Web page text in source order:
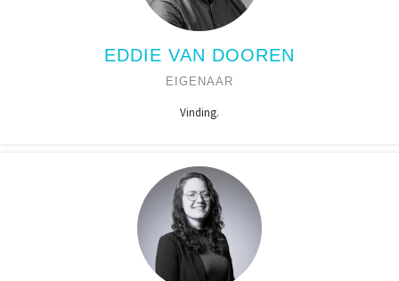
EDDIE VAN DOOREN
EIGENAAR
Vinding.